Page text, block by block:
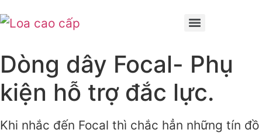
Dòng dây Focal- Phụ
kiện hỗ trợ đắc lực.
Khi nhắc đến Focal thì chắc hẳn những tín đồ